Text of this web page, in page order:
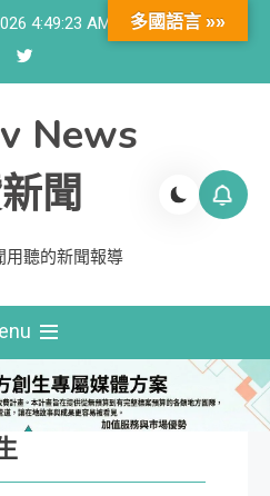
4:49:24 AM
News
聞
用聽的新聞報導
多國語言 »»